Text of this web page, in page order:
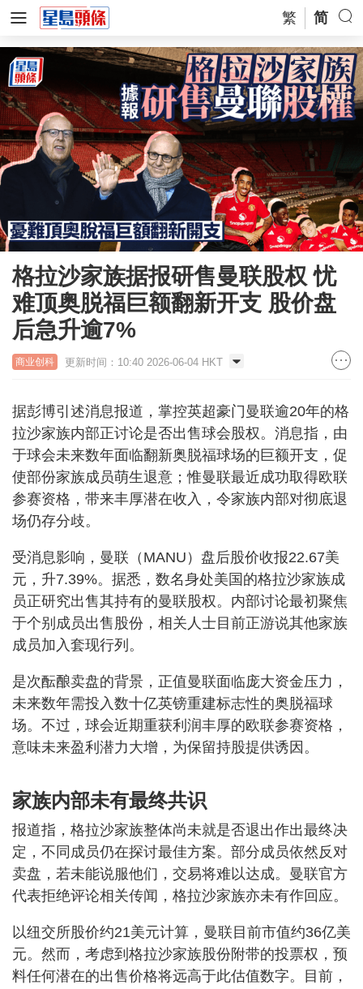
繁 简
格拉沙家族据报研售曼联股权 忧
难顶奥脱福巨额翻新开支 股价盘
后急升逾7%
商业创科 更新时间：10:40 2026-06-04 HKT
据彭博引述消息报道，掌控英超豪门曼联逾20年的格
拉沙家族内部正讨论是否出售球会股权。消息指，由
于球会未来数年面临翻新奥脱福球场的巨额开支，促
使部份家族成员萌生退意；惟曼联最近成功取得欧联
参赛资格，带来丰厚潜在收入，令家族内部对彻底退
场仍存分歧。
受消息影响，曼联（MANU）盘后股价收报22.67美
元，升7.39%。据悉，数名身处美国的格拉沙家族成
员正研究出售其持有的曼联股权。内部讨论最初聚焦
于个别成员出售股份，相关人士目前正游说其他家族
成员加入套现行列。
是次酝酿卖盘的背景，正值曼联面临庞大资金压力，
未来数年需投入数十亿英镑重建标志性的奥脱福球
场。不过，球会近期重获利润丰厚的欧联参赛资格，
意味未来盈利潜力大增，为保留持股提供诱因。
家族内部未有最终共识
报道指，格拉沙家族整体尚未就是否退出作出最终决
定，不同成员仍在探讨最佳方案。部分成员依然反对
卖盘，若未能说服他们，交易将难以达成。曼联官方
代表拒绝评论相关传闻，格拉沙家族亦未有作回应。
以纽交所股价约21美元计算，曼联目前市值约36亿美
元。然而，考虑到格拉沙家族股份附带的投票权，预
料任何潜在的出售价格将远高于此估值数字。目前，